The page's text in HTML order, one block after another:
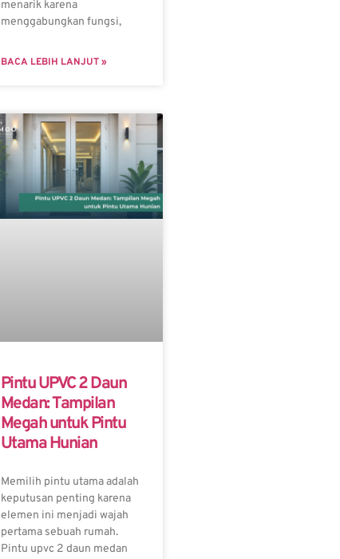
menarik karena
menggabungkan fungsi,
BACA LEBIH LANJUT »
Pintu UPVC 2 Daun
Medan: Tampilan
Megah untuk Pintu
Utama Hunian
Memilih pintu utama adalah
keputusan penting karena
elemen ini menjadi wajah
pertama sebuah rumah.
Pintu upvc 2 daun medan